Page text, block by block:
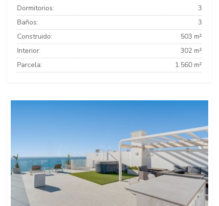
Dormitorios:
3
Baños:
3
Construido:
503 m²
Interior:
302 m²
Parcela:
1.560 m²